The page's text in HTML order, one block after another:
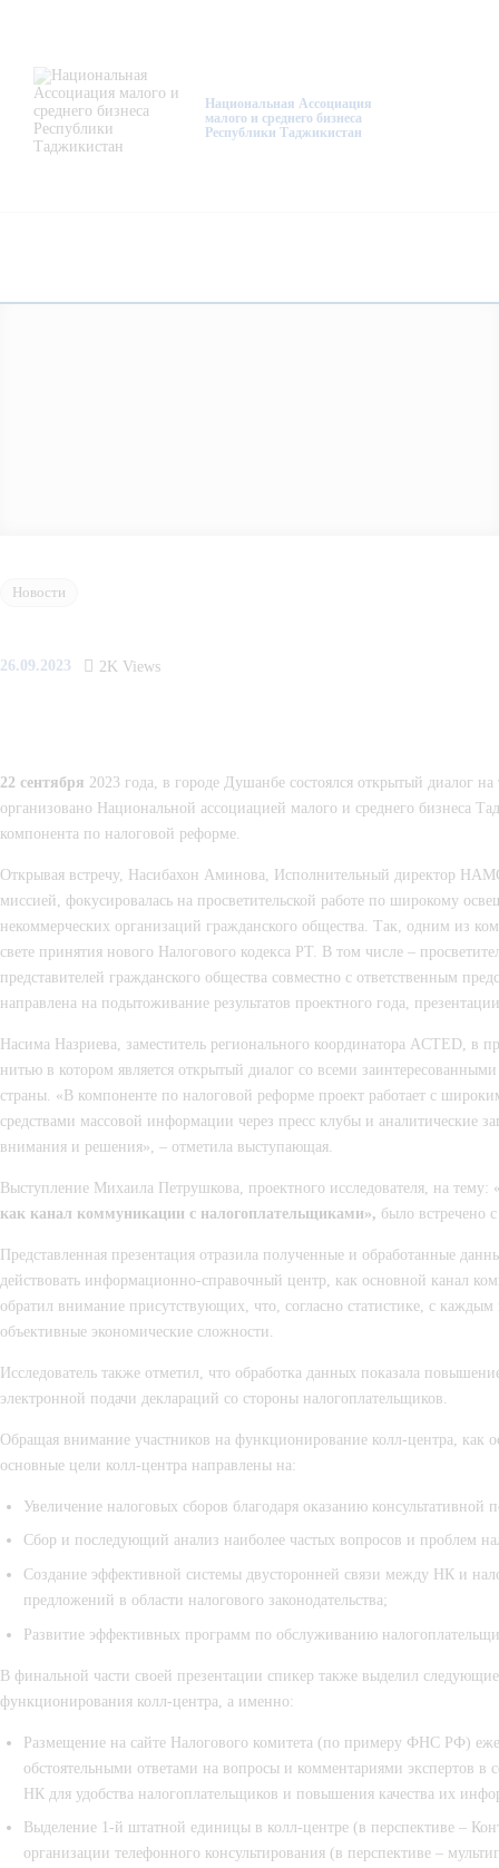
Национальная Ассоциация
малого и среднего бизнеса
Республики Таджикистан
Деятельность
Проекты
Инфоресурсы
Новости
26.09.2023 2K Views
22 сентября 2023 года, в городе Душанбе состоялся открытый диалог
организовано Национальной ассоциацией малого и среднего бизнеса
компонента по налоговой реформе.
Открывая встречу, Насибахон Аминова, Исполнительный директор
миссией, фокусировалась на просветительской работе по широкому
некоммерческих организаций гражданского общества. Так, одним из
свете принятия нового Налогового кодекса РТ. В том числе –
представителей гражданского общества совместно с ответственным
направлена на подытоживание результатов проектного года,
Насима Назриева, заместитель регионального координатора ACTED, в
нитью в котором является открытый диалог со всеми
страны. «В компоненте по налоговой реформе проект работает с
средствами массовой информации через пресс клубы и
внимания и решения», – отметила выступающая.
Выступление Михаила Петрушкова, проектного исследователя, на тему:
как канал коммуникации с налогоплательщиками», было встречено
Представленная презентация отразила полученные и обработанные
действовать информационно-справочный центр, как основной канал
обратил внимание присутствующих, что, согласно статистике, с
объективные экономические сложности.
Исследователь также отметил, что обработка данных показала
электронной подачи деклараций со стороны налогоплательщиков.
Обращая внимание участников на функционирование колл-центра, как
основные цели колл-центра направлены на:
Увеличение налоговых сборов благодаря оказанию
Сбор и последующий анализ наиболее частых вопросов и проблем
Создание эффективной системы двусторонней связи между НК и
предложений в области налогового законодательства;
Развитие эффективных программ по обслуживанию
В финальной части своей презентации спикер также выделил
функционирования колл-центра, а именно:
Размещение на сайте Налогового комитета (по примеру ФНС РФ)
обстоятельными ответами на вопросы и комментариями экспертов
НК для удобства налогоплательщиков и повышения качества их
Выделение 1-й штатной единицы в колл-центре (в перспективе –
организации телефонного консультирования (в перспективе –